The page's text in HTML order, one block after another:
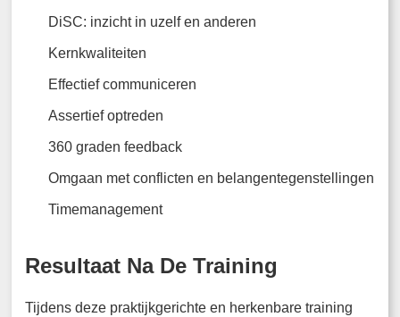
DiSC: inzicht in uzelf en anderen
Kernkwaliteiten
Effectief communiceren
Assertief optreden
360 graden feedback
Omgaan met conflicten en belangentegenstellingen
Timemanagement
Resultaat Na De Training
Tijdens deze praktijkgerichte en herkenbare training